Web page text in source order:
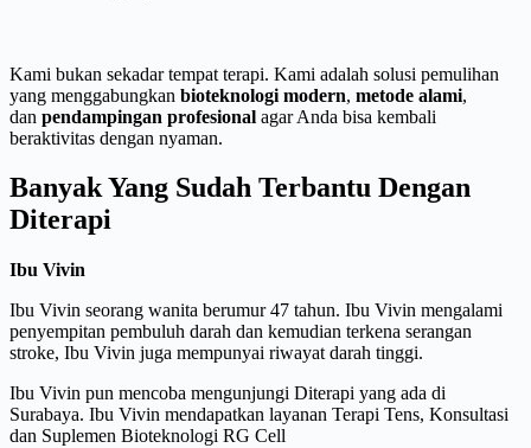
Kami bukan sekadar tempat terapi. Kami adalah solusi pemulihan
yang menggabungkan bioteknologi modern, metode alami,
dan pendampingan profesional agar Anda bisa kembali
beraktivitas dengan nyaman.
Banyak Yang Sudah Terbantu Dengan
Diterapi
Ibu Vivin
Ibu Vivin seorang wanita berumur 47 tahun. Ibu Vivin mengalami
penyempitan pembuluh darah dan kemudian terkena serangan
stroke, Ibu Vivin juga mempunyai riwayat darah tinggi.
Ibu Vivin pun mencoba mengunjungi Diterapi yang ada di
Surabaya. Ibu Vivin mendapatkan layanan Terapi Tens, Konsultasi
dan Suplemen Bioteknologi RG Cell